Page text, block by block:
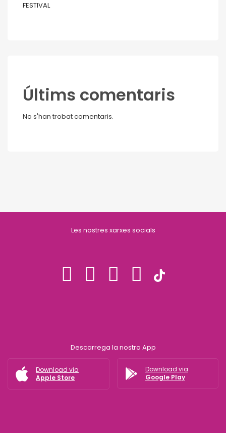
FESTIVAL
Últims comentaris
No s'han trobat comentaris.
Les nostres xarxes socials
Descarrega la nostra App
Download via
Apple Store
Download via
Google Play